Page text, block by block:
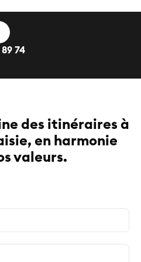
89 74
des itinéraires à
en harmonie
valeurs.